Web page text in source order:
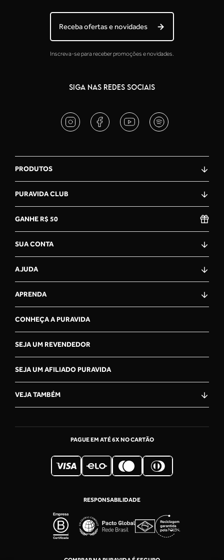
Receba ofertas e novidades
Inscreva-se para receber promoções e novidades.
SIGA NAS REDES SOCIAIS
PRODUTOS
PURAVIDA CLUB
GANHE R$ 50
SUA CONTA
AJUDA
APRENDA
CONHEÇA A PURAVIDA
SEJA UM REVENDEDOR
SEJA UM AFILIADO PURAVIDA
VEJA TAMBÉM
PAGUE EM ATÉ 6X NO CARTÃO
RESPONSABILIDADE
OLÁ, VOCÊ ESTÁ NA CENTRAL
Acompanhe o trajeto da sua encomenda,
passo a passo.
Encontre rapidamente informações
relacionadas a produtos, ajuda para comprar
no site, meu pedido, frete, etc.